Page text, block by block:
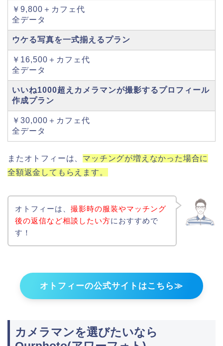
￥9,800＋カフェ代
全データ
ウケる写真を一式揃えるプラン
￥16,500＋カフェ代
全データ
いいね1000超えカメラマンが撮影するプロフィール
作成プラン
￥30,000＋カフェ代
全データ
またオトフィーは、 マッチングが増えなかった場合に
全額返金してもらえます。
オトフィーは、 撮影時の服装やマッチング
後の返信など相談したい方におすすめで
す！
オトフィーの公式サイトはこちら≫
カメラマンを選びたいなら